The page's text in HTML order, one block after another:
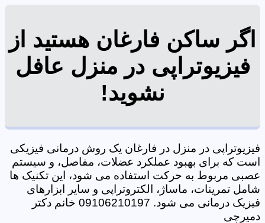
اگر ساکن فارغان هستید از
فیزیوتراپی در منزل عافل
نشوید!
فیزیوتراپی در منزل در فارغان یک روش درمانی فیزیکی
است که برای بهبود عملکرد عضلات، مفاصل، و سیستم
عصبی مربوط به حرکت استفاده می شود، این تکنیک ها
شامل تمرینات، ماساژ، الکتروتراپی و سایر ابزارهای
فیزیک درمانی می شود. 09106210197 خانم دکتر
دمیرچی